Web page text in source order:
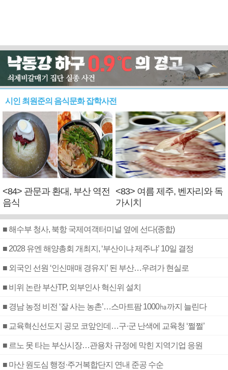
시인 최원준의 음식문화 잡학사전
<84> 관문과 환대, 부산 역전
음식
<83> 여름 제주, 벤자리와 독
가시치
■ 해수부 청사, 북항 국제여객터미널 옆에 선다(종합)
■ 2028 유엔 해양총회 개최지, ‘부산이냐 제주냐’ 10일 결정
■ 외국인 선원 ‘인신매매 경유지’ 된 부산…우려가 현실로
■ 비위 논란 부산TP, 외부인사 혁신위 설치
■ 경남 농정 비전 ‘잘 사는 농촌’…스마트팜 1000㏊까지 늘린다
■ 교육혁신선도지 공모 코앞인데…구·군 난색에 교육청 ‘쩔쩔’
■ 르노 못 타는 부산시장…관용차 규정에 막힌 지역기업 응원
■ 마산 원도심 행정·주거복합단지 연내 준공 수순